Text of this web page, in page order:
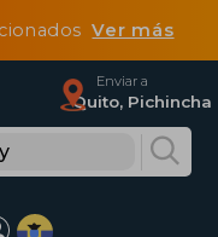
Ver más
Enviar a
Quito, Pichincha